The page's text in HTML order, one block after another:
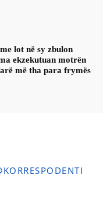
lot në sy zbulon
ekzekutuan motrën
më tha para frymës